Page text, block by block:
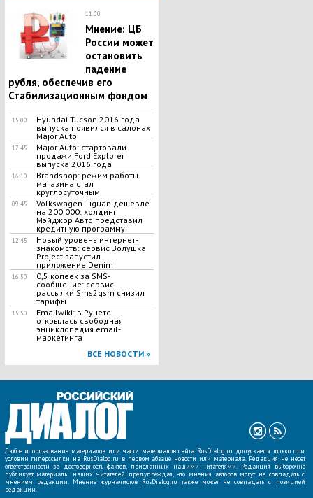
11:00
Мнение: ЦБ
России может
остановить
падение
рубля, обеспечив его
Стабилизационным фондом
15:00
Hyundai Tucson 2016 года
выпуска появился в салонах
Major Auto
17:45
Major Auto: стартовали
продажи Ford Explorer
выпуска 2016 года
16:10
Brandshop: режим работы
магазина стал
круглосуточным
09:45
Volkswagen Tiguan дешевле
на 200 000: холдинг
Мэйджор Авто представил
кредитную программу
12:45
Новый уровень интернет-
знакомств: сервис Золушка
Project запустил
приложение Denim
16:50
0,5 копеек за SMS-
сообщение: сервис
рассылки Sms2gsm снизил
тарифы
15:50
Emailwiki: в Рунете
открылась свободная
энциклопедия email-
маркетинга
ВСЕ НОВОСТИ »
Любое использование материалов или части материалов сайта RusDialog.ru допускается только при
условии гиперссылки на RusDialog.ru в первом абзаце новости или материала. Редакция не несет
ответственности за достоверность фактов, присланных нашими читателями. Редакция выборочно
публикует материалы наших читателей, предупреждая, что мнения авторов могут не совпадать с
мнением редакции. Мнение журналистов RusDialog.ru также может не совпадать с позицией
редакции.